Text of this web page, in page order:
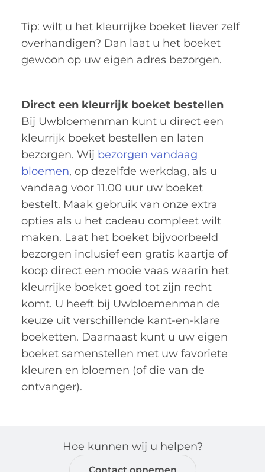
Tip: wilt u het kleurrijke boeket liever zelf
overhandigen? Dan laat u het boeket
gewoon op uw eigen adres bezorgen.
Direct een kleurrijk boeket bestellen
Bij Uwbloemenman kunt u direct een
kleurrijk boeket bestellen en laten
bezorgen. Wij bezorgen vandaag
bloemen, op dezelfde werkdag, als u
vandaag voor 11.00 uur uw boeket
bestelt. Maak gebruik van onze extra
opties als u het cadeau compleet wilt
maken. Laat het boeket bijvoorbeeld
bezorgen inclusief een gratis kaartje of
koop direct een mooie vaas waarin het
kleurrijke boeket goed tot zijn recht
komt. U heeft bij Uwbloemenman de
keuze uit verschillende kant-en-klare
boeketten. Daarnaast kunt u uw eigen
boeket samenstellen met uw favoriete
kleuren en bloemen (of die van de
ontvanger).
Hoe kunnen wij u helpen?
Contact opnemen